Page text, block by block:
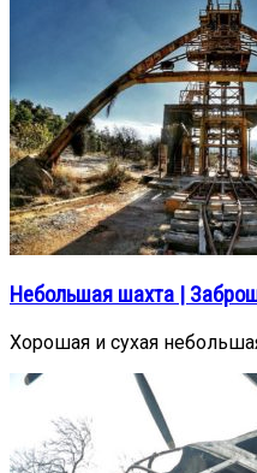
Небольшая шахта |
Хорошая и сухая